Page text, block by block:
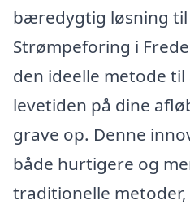
bæredygtig løsning
Strømpeforing i
den ideelle metode
levetiden på dine
grave op. Denne
både hurtigere og
traditionelle